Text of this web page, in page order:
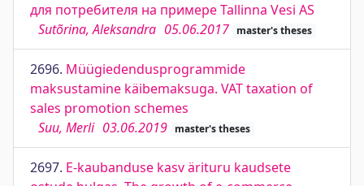
для потребителя на примере Tallinna Vesi AS
Sutõrina, Aleksandra 05.06.2017 master's theses
2696. Müügiedendusprogrammide
maksustamine käibemaksuga. VAT taxation of
sales promotion schemes
Suu, Merli 03.06.2019 master's theses
2697. E-kaubanduse kasv ärituru kaudsete